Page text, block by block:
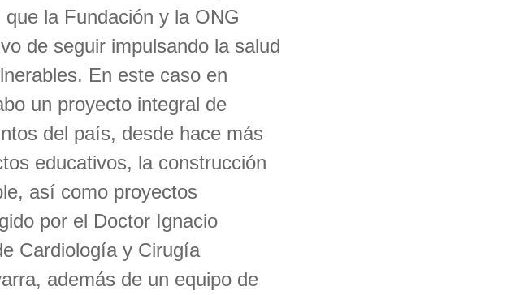
la Fundación y la ONG
de seguir impulsando la salud
En este caso en
un proyecto integral de
del país, desde hace más
educativos, la construcción
así como proyectos
por el Doctor Ignacio
Cardiología y Cirugía
además de un equipo de